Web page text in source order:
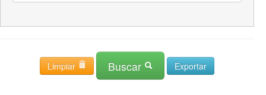
Limpiar Buscar